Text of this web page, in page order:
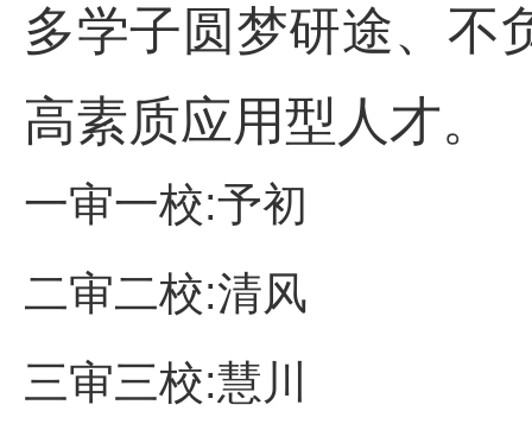
多学子圆梦研途、不
高素质应用型人才。
一审一校:予初
二审二校:清风
三审三校:慧川